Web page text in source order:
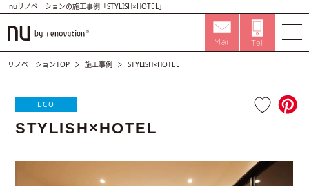
nuリノベーションの施工事例「STYLISH×HOTEL」
リノベーションTOP 施工事例 STYLISH×HOTEL
ECO
STYLISH×HOTEL